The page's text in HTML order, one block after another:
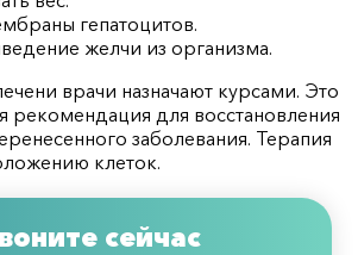
гепатоцитов.
желчи из организма.
врачи назначают курсами. Это
рекомендация для восстановления
заболевания. Терапия
клеток.
сейчас